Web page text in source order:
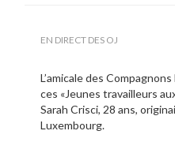
EN DIRECT DES OJ
L’amicale des
ces «Jeunes travailleurs
Sarah Crisci, 28 ans,
Luxembourg.